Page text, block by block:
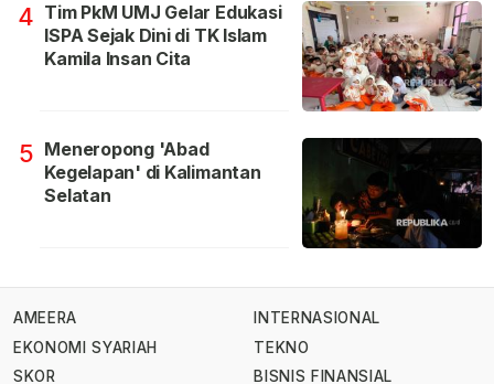
4 Tim PkM UMJ Gelar Edukasi
ISPA Sejak Dini di TK Islam
Kamila Insan Cita
5 Meneropong 'Abad
Kegelapan' di Kalimantan
Selatan
AMEERA
EKONOMI SYARIAH
SKOR
INTERNASIONAL
TEKNO
BISNIS FINANSIAL